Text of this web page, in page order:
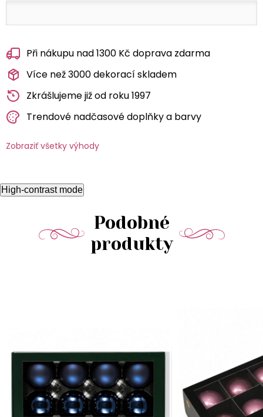
Při nákupu nad 1300 Kč doprava zdarma
Více než 3000 dekorací skladem
Zkrášlujeme již od roku 1997
Trendové nadčasové doplňky a barvy
Zobraziť všetky výhody
High-contrast mode
Podobné
produkty